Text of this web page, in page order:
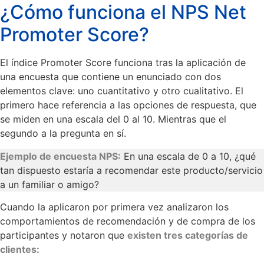
¿Cómo funciona el NPS Net
Promoter Score?
El índice Promoter Score funciona tras la aplicación de
una encuesta que contiene un enunciado con dos
elementos clave: uno cuantitativo y otro cualitativo. El
primero hace referencia a las opciones de respuesta, que
se miden en una escala del 0 al 10. Mientras que el
segundo a la pregunta en sí.
Ejemplo de encuesta NPS: En una escala de 0 a 10, ¿qué
tan dispuesto estaría a recomendar este producto/servicio
a un familiar o amigo?
Cuando la aplicaron por primera vez analizaron los
comportamientos de recomendación y de compra de los
participantes y notaron que existen tres categorías de
clientes: